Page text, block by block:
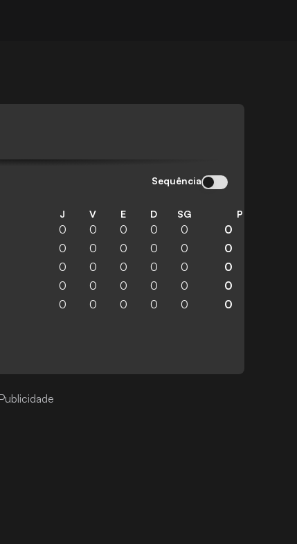
Sequência
J V E D SG P
0 0 0 0 0 0
0 0 0 0 0 0
0 0 0 0 0 0
0 0 0 0 0 0
0 0 0 0 0 0